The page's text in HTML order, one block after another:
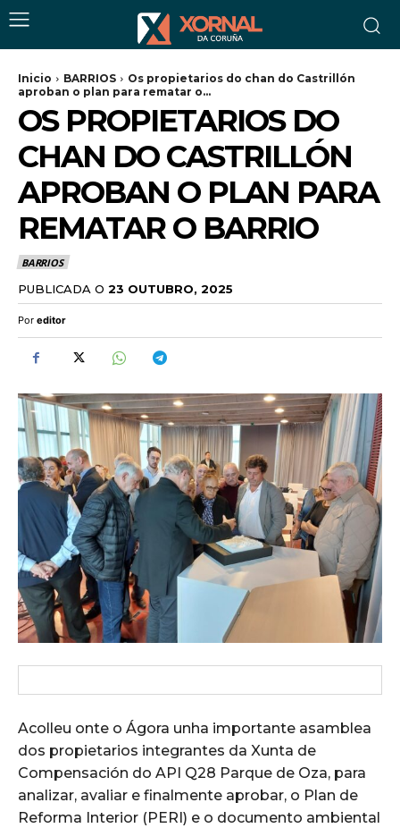
Inicio BARRIOS
Os propietarios do chan do Castrillón
aproban o plan para rematar o...
OS PROPIETARIOS DO
CHAN DO CASTRILLÓN
APROBAN O PLAN PARA
REMATAR O BARRIO
BARRIOS
PUBLICADA O 23 OUTUBRO, 2025
Por editor
Acolleu onte o Ágora unha importante asamblea
dos propietarios integrantes da Xunta de
Compensación do API Q28 Parque de Oza, para
analizar, avaliar e finalmente aprobar, o Plan de
Reforma Interior (PERI) e o documento ambiental